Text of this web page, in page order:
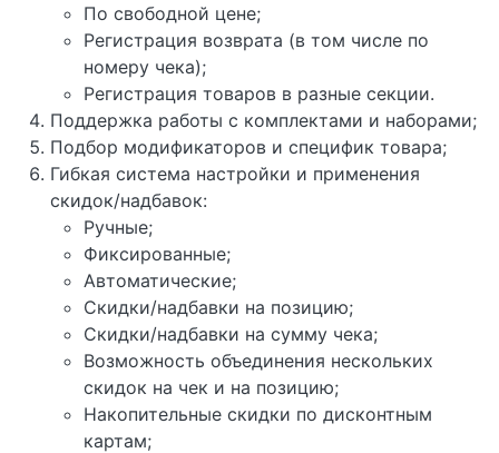
По свободной цене;
Регистрация возврата (в том числе по
номеру чека);
Регистрация товаров в разные секции.
Поддержка работы с комплектами и наборами;
Подбор модификаторов и специфик товара;
Гибкая система настройки и применения
скидок/надбавок:
Ручные;
Фиксированные;
Автоматические;
Скидки/надбавки на позицию;
Скидки/надбавки на сумму чека;
Возможность объединения нескольких
скидок на чек и на позицию;
Накопительные скидки по дисконтным
картам;